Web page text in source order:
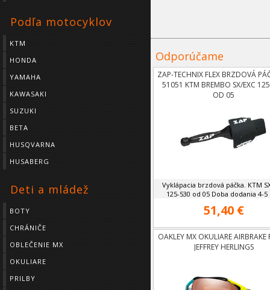
Podľa motocyklov
KTM
HONDA
YAMAHA
KAWASAKI
SUZUKI
BETA
HUSQVARNA
HUSABERG
Deti a mládež
BOTY
CHRÁNIČE
OBLEČENIE MX
OKULIARE
PRILBY
Odporúčame
ZAP-TECHNIX FLEX BRZDOVÁ
51051 KTM BREMBO SX/EXC
OD 05
Vyklápacia brzdová páčka. KTM
125-530 od 05 Doba dodania 4-5
51,40 €
OAKLEY MX OKULIARE AIRBRAKE
JEFFREY HERLINGS